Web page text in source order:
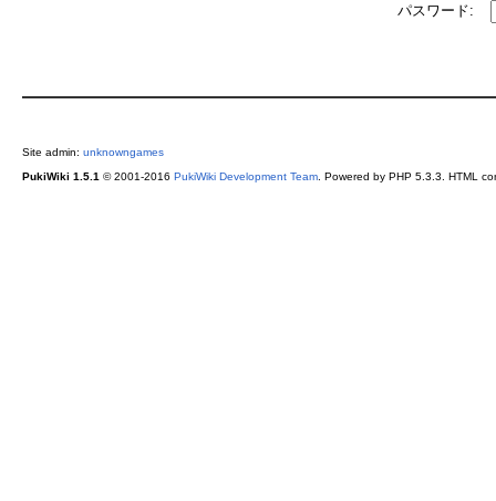
パスワード:
Site admin: unknowngames
PukiWiki 1.5.1 © 2001-2016 PukiWiki Development Team. Powered by PHP 5.3.3. HTML